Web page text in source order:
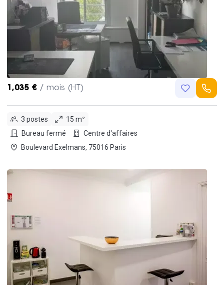
1,035 € / mois (HT)
3 postes
15 m²
Bureau fermé
Centre d'affaires
Boulevard Exelmans, 75016 Paris